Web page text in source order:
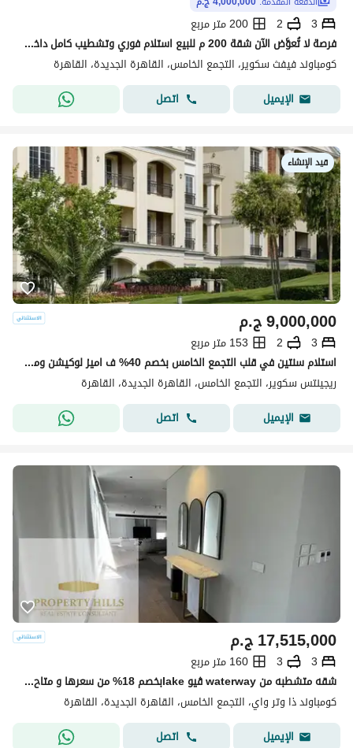
3
2
200 متر مربع
فرصة لا تُعوَّض الآن شقة 200 م للبيع استلام فوري وتشطيب كامل داخل كمبوند فيفث سكوير المراسم، الجولدن سكوير، التجمع الخامس القاهره الجديده 3 غرف
كومباوند فيفث سكوير، التجمع الخامس، القاهرة الجديدة، القاهرة
الإيميل
اتصل
قيد الإنشاء
ج.م9,000,000
3
2
153 متر مربع
استلام سنتين في قلب التجمع الخامس بخصم 40% ف اميز لوكيشن ومتاح تقسيط لحد 8 سنين
ريجينتس سكوير، التجمع الخامس، القاهرة الجديدة، القاهرة
الإيميل
اتصل
ج.م17,515,000
3
3
160 متر مربع
شقه متشطبه من waterway ڤيو lakeبخصم 18% من سعرها و متاح التقسيط
كومباوند ذا وتر واي، التجمع الخامس، القاهرة الجديدة، القاهرة
الإيميل
اتصل